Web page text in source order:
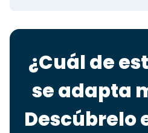
¿Cuál de
se adapta
Descúbrelo